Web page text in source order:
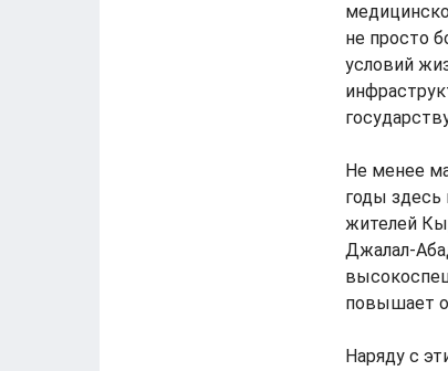
не просто
условий
Не менее
годы здесь
жителей
Джалал-
повышает
Наряду с